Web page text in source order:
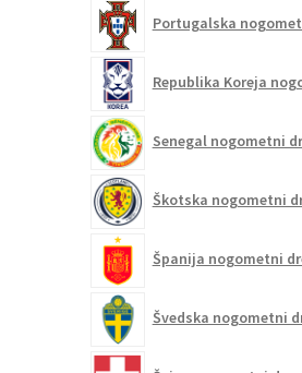
Portugalska
Republika Koreja
Senegal nogometni
Škotska nogometni
Španija nogometni
Švedska nogometni